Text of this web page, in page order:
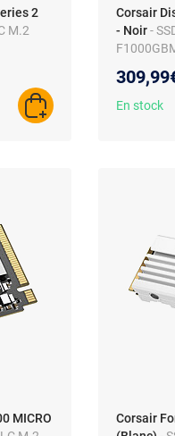
2
M.2
AJOUTER AU PANIER
Corsair
- Noir-
En stock
MICRO
Corsair